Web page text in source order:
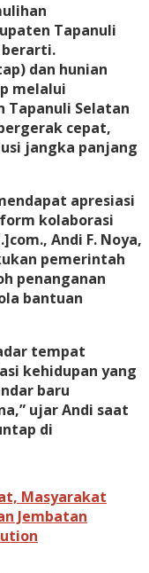
Tapanuli
berarti.
dan hunian
melalui
Tapanuli Selatan
cepat,
jangka panjang
apresiasi
kolaborasi
Andi F. Noya,
pemerintah
penanganan
bantuan
tempat
kehidupan yang
baru
ujar Andi saat
di
Masyarakat
Jembatan